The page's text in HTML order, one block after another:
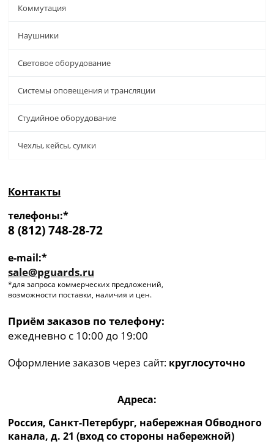
Коммутация
Наушники
Световое оборудование
Системы оповещения и трансляции
Студийное оборудование
Чехлы, кейсы, сумки
Контакты
телефоны:*
8 (812) 748-28-72
e-mail:*
sale@pguards.ru
*для запроса коммерческих предложений,
возможности поставки, наличия и цен.
Приём заказов по телефону:
ежедневно с 10:00 до 19:00
Оформление заказов через сайт: круглосуточно
Адреса:
Россия, Санкт-Петербург, набережная Обводного
канала, д. 21 (вход со стороны набережной)